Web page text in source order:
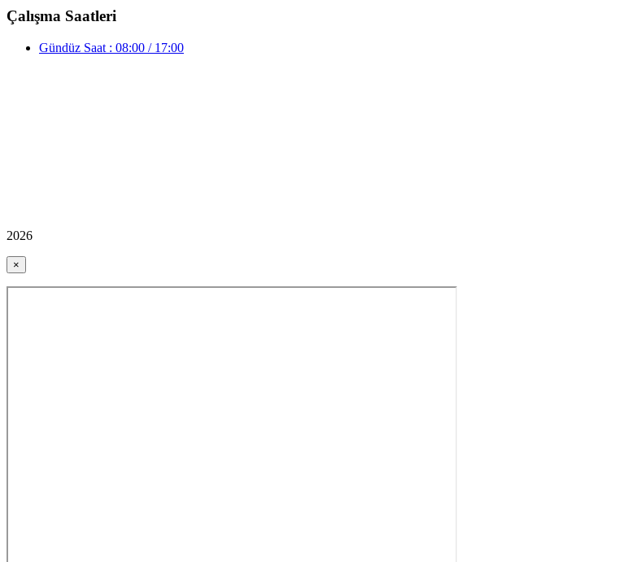
Çalışma Saatleri
Gündüz Saat : 08:00 / 17:00
2026
×